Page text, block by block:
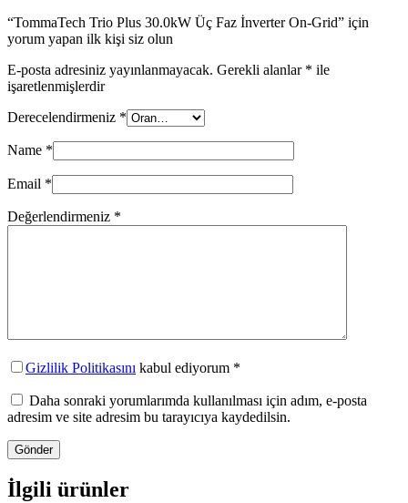
“TommaTech Trio Plus 30.0kW Üç Faz İnverter On-Grid” için
yorum yapan ilk kişi siz olun
E-posta adresiniz yayınlanmayacak. Gerekli alanlar * ile
işaretlenmişlerdir
Derecelendirmeniz *
Name *
Email *
Değerlendirmeniz *
Gizlilik Politikasını kabul ediyorum *
Daha sonraki yorumlarımda kullanılması için adım, e-posta
adresim ve site adresim bu tarayıcıya kaydedilsin.
Gönder
İlgili ürünler